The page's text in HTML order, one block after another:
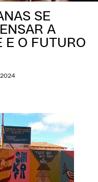
SE
A
E O FUTURO